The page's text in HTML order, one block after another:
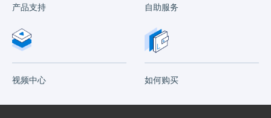
产品支持 自助服务
视频中心 如何购买